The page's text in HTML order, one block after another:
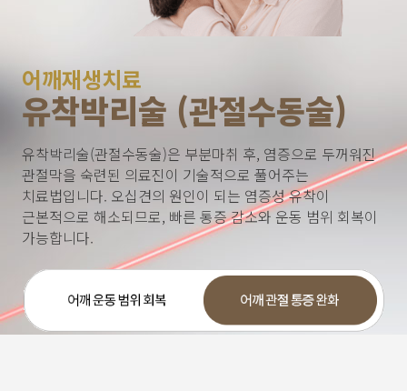
어깨재생치료
유착박리술 (관절수동술)
유착박리술(관절수동술)은 부분마취 후, 염증으로 두꺼워진
관절막을 숙련된 의료진이 기술적으로 풀어주는
치료법입니다. 오십견의 원인이 되는 염증성 유착이
근본적으로 해소되므로, 빠른 통증 감소와 운동 범위 회복이
가능합니다.